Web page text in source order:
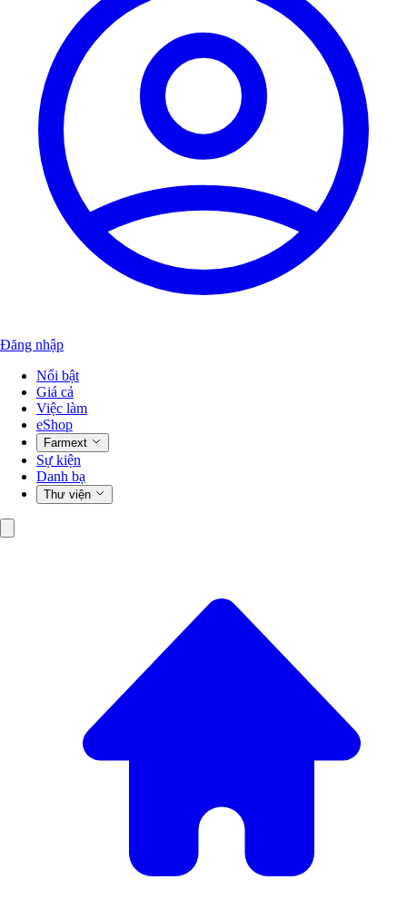
Đăng nhập
Nổi bật
Giá cả
Việc làm
eShop
Farmext
Sự kiện
Danh bạ
Thư viện